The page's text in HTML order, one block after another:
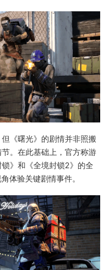
《曙光》的剧情并非照搬
。在此基础上，官方称游
》和《全境封锁2》的全
体验关键剧情事件。